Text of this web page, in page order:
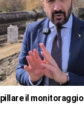
il monitoraggio